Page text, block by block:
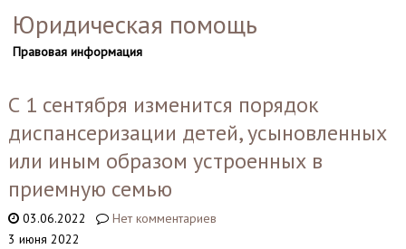
Юридическая помощь
Правовая информация
С 1 сентября изменится порядок
диспансеризации детей, усыновленных
или иным образом устроенных в
приемную семью
03.06.2022
Нет комментариев
3 июня 2022